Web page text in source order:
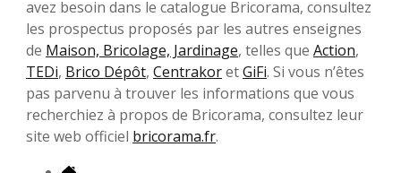
avez besoin dans le catalogue Bricorama, consultez
les prospectus proposés par les autres enseignes
de Maison, Bricolage, Jardinage, telles que Action,
TEDi, Brico Dépôt, CentrakoretGiFi. Si vous n’êtes
pas parvenu à trouver les informations que vous
recherchiez à propos de Bricorama, consultez leur
site web officiel bricorama.fr.